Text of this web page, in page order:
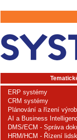
ERP systémy
CRM systémy
Plánování a řízení
AI a Business
DMS/ECM - Správa
HRM/HCM - Řízení